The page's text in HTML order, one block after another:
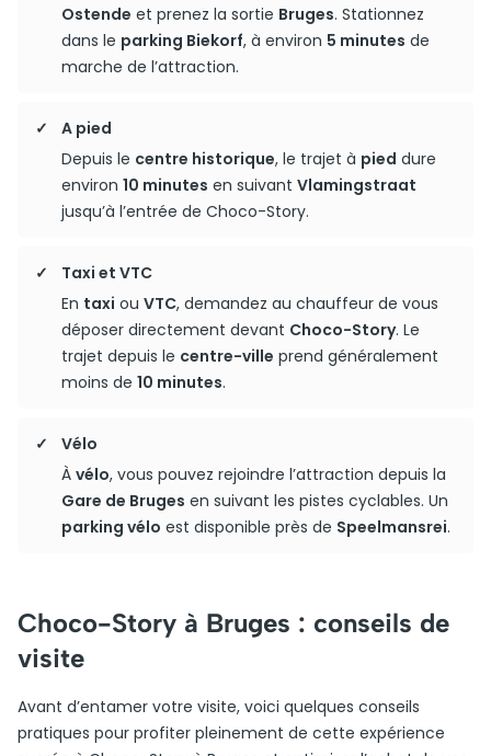
Ostende et prenez la sortie Bruges. Stationnez
dans le parking Biekorf, à environ 5 minutes de
marche de l’attraction.
A pied
Depuis le centre historique, le trajet à pied dure
environ 10 minutes en suivant Vlamingstraat
jusqu’à l’entrée de Choco-Story.
Taxi et VTC
En taxi ou VTC, demandez au chauffeur de vous
déposer directement devant Choco-Story. Le
trajet depuis le centre-ville prend généralement
moins de 10 minutes.
Vélo
À vélo, vous pouvez rejoindre l’attraction depuis la
Gare de Bruges en suivant les pistes cyclables. Un
parking vélo est disponible près de Speelmansrei.
Choco-Story à Bruges : conseils de
visite
Avant d’entamer votre visite, voici quelques conseils
pratiques pour profiter pleinement de cette expérience